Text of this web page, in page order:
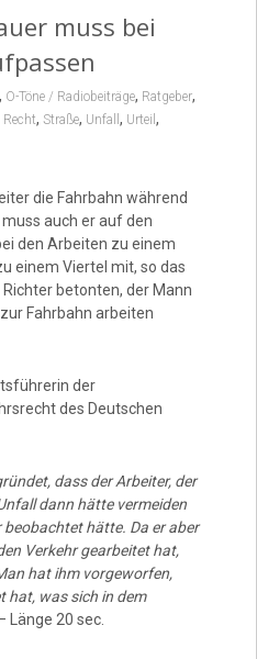
muss bei
O-Töne / Radiobeiträge, Ratgeber,
Recht, Straße, Unfall , Urteil ,
die Fahrbahn während
auch er auf den
den Arbeiten zu einem
einem Viertel mit, so das
betonten, der Mann
Fahrbahn arbeiten
der
des Deutschen
dass der Arbeiter, der
dann hätte vermeiden
beobachtet hätte. Da er aber
Verkehr gearbeitet hat,
hat ihm vorgeworfen,
hat, was sich in dem
Länge 20 sec.